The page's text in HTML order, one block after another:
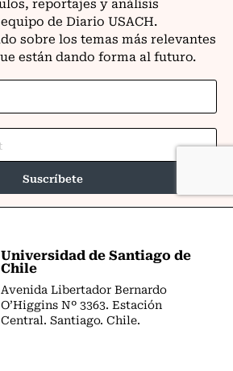
Universidad de Santiago de
Chile
Avenida Libertador Bernardo
O’Higgins Nº 3363. Estación
Central. Santiago. Chile.